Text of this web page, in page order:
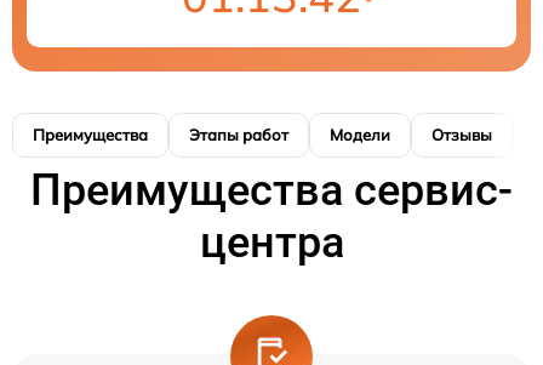
Преимущества Этапы работ Модели Отзывы
Преимущества сервис-
центра